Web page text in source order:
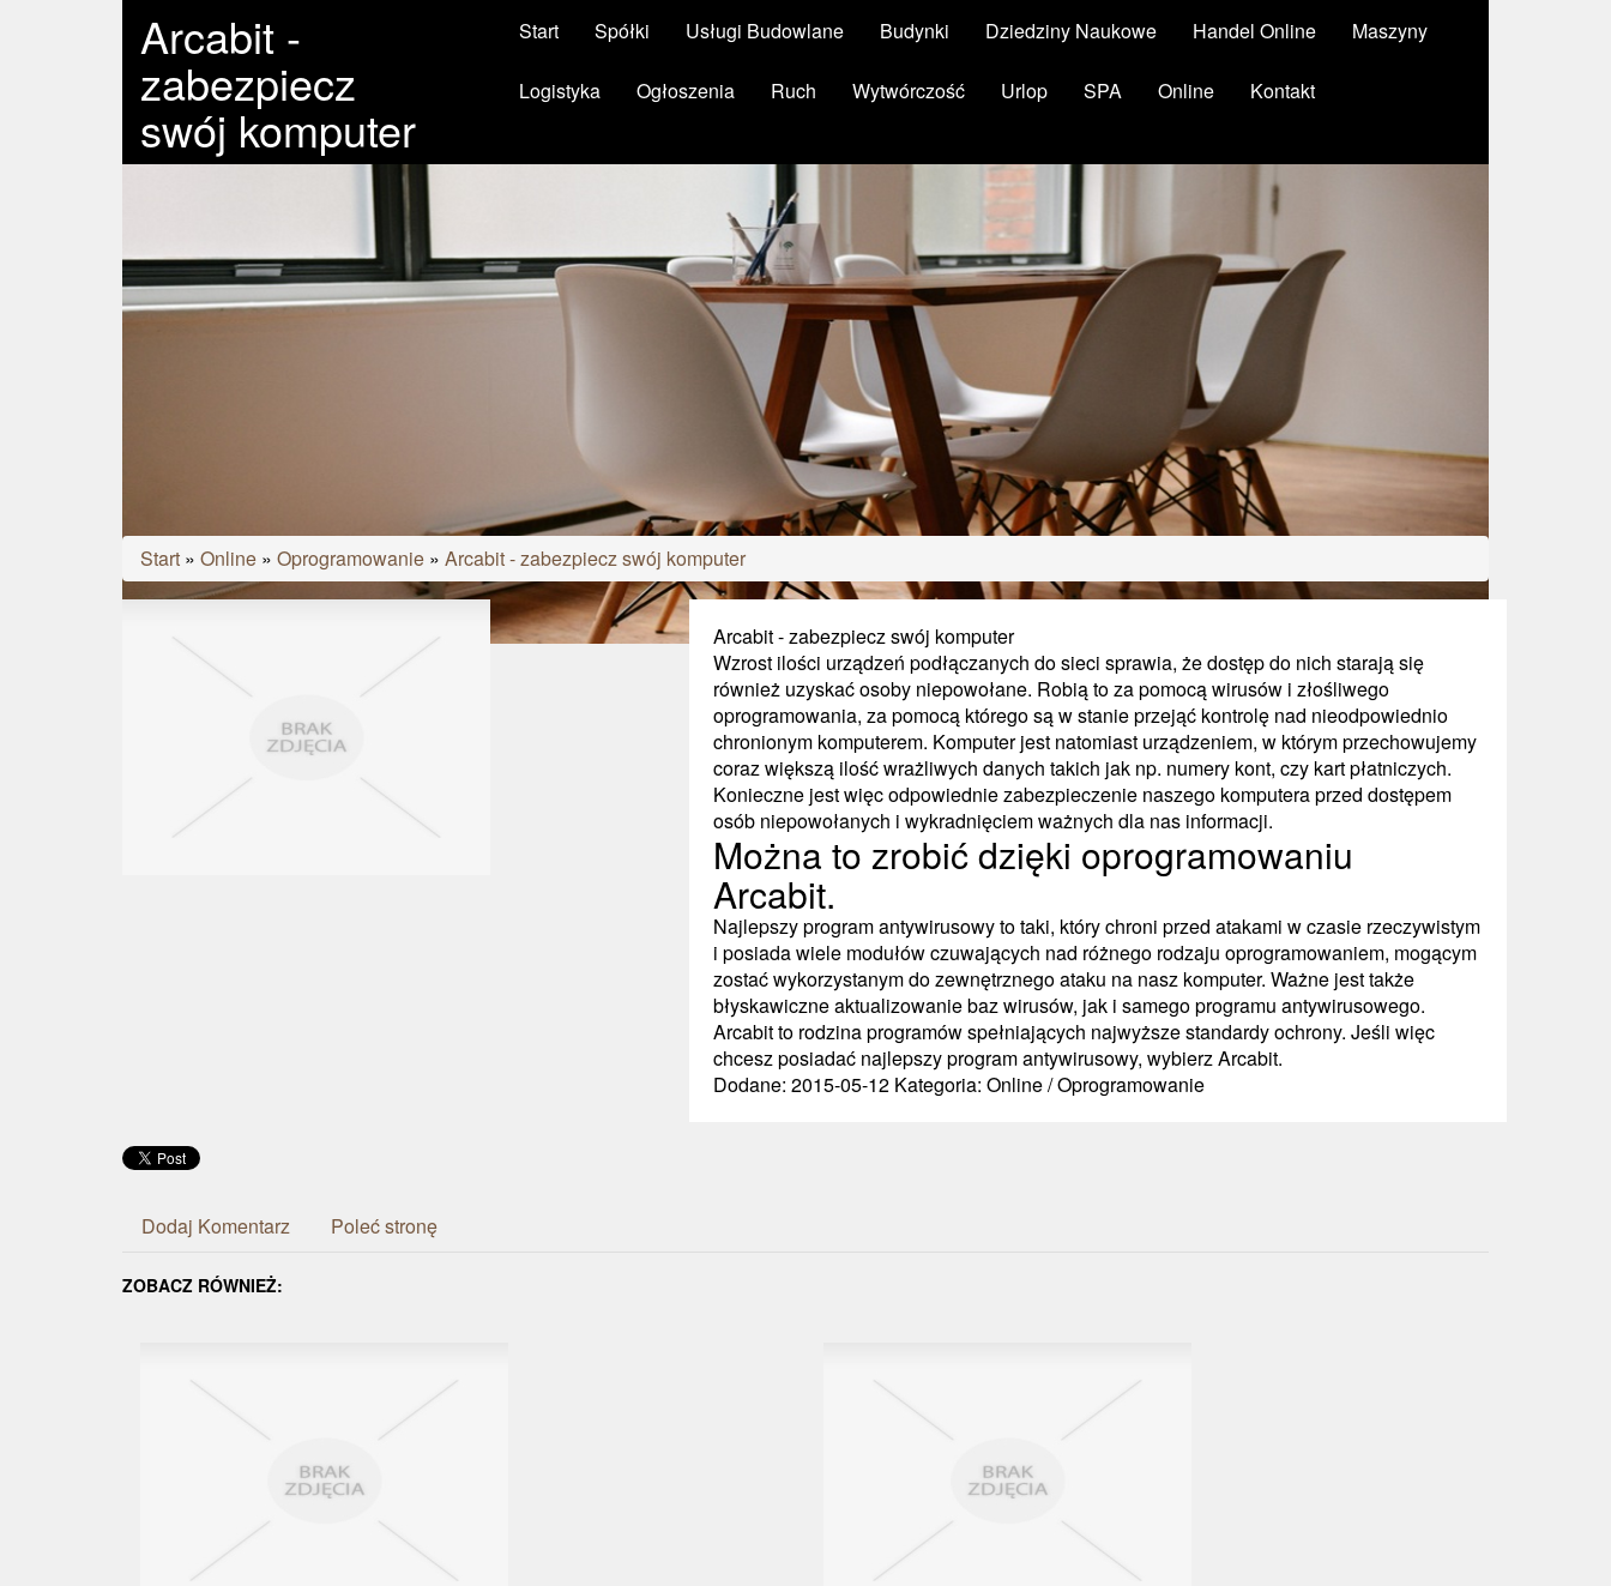
Arcabit -
zabezpiecz
swój komputer
Start Spółki Usługi Budowlane Budynki Dziedziny Naukowe Handel Online Maszyny
Logistyka Ogłoszenia Ruch Wytwórczość Urlop SPA Online Kontakt
Start » Online » Oprogramowanie » Arcabit - zabezpiecz swój komputer
Arcabit - zabezpiecz swój komputer
Wzrost ilości urządzeń podłączanych do sieci sprawia, że dostęp do nich starają się
również uzyskać osoby niepowołane. Robią to za pomocą wirusów i złośliwego
oprogramowania, za pomocą którego są w stanie przejąć kontrolę nad nieodpowiednio
chronionym komputerem. Komputer jest natomiast urządzeniem, w którym przechowujemy
coraz większą ilość wrażliwych danych takich jak np. numery kont, czy kart płatniczych.
Konieczne jest więc odpowiednie zabezpieczenie naszego komputera przed dostępem
osób niepowołanych i wykradnięciem ważnych dla nas informacji.
Można to zrobić dzięki oprogramowaniu
Arcabit.
Najlepszy program antywirusowy to taki, który chroni przed atakami w czasie rzeczywistym
i posiada wiele modułów czuwających nad różnego rodzaju oprogramowaniem, mogącym
zostać wykorzystanym do zewnętrznego ataku na nasz komputer. Ważne jest także
błyskawiczne aktualizowanie baz wirusów, jak i samego programu antywirusowego.
Arcabit to rodzina programów spełniających najwyższe standardy ochrony. Jeśli więc
chcesz posiadać najlepszy program antywirusowy, wybierz Arcabit.
Dodane: 2015-05-12 Kategoria: Online / Oprogramowanie
Dodaj Komentarz Poleć stronę
ZOBACZ RÓWNIEŻ: